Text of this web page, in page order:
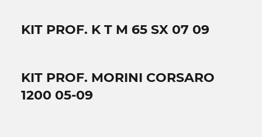
KIT PROF. K T M 65 SX 07 09
KIT PROF. MORINI CORSARO
1200 05-09